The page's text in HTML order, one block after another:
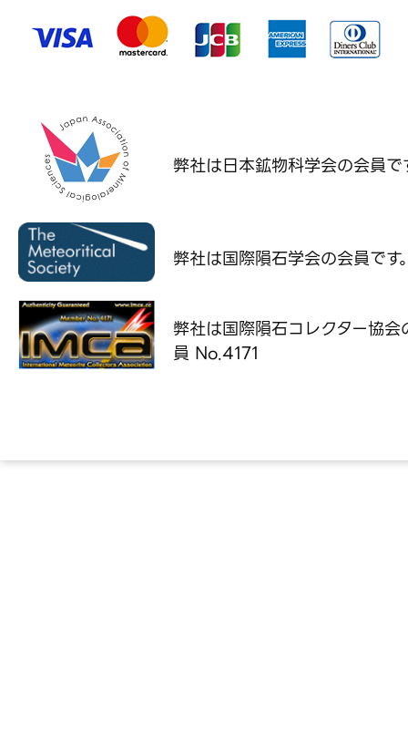
弊社は日本鉱物科学会の会員で
弊社は国際隕石学会の会員です
弊社は国際隕石コレクター協会
員 No.4171